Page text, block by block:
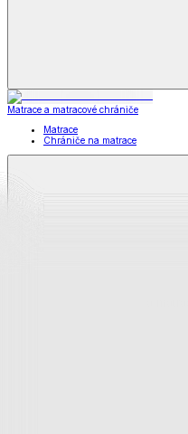
Matrace a matracové chrániče
Matrace
Chrániče na matrace